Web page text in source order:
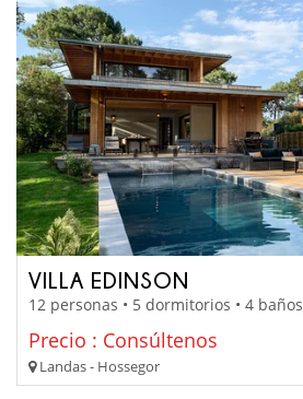
VILLA EDINSON
12 personas • 5 dormitorios • 4 baños
Precio : Consúltenos
Landas - Hossegor